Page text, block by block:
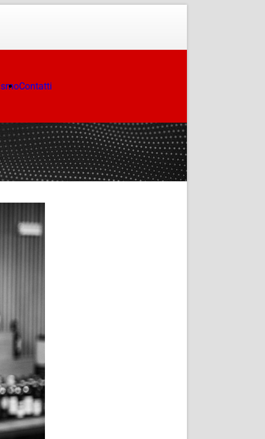
Contatti